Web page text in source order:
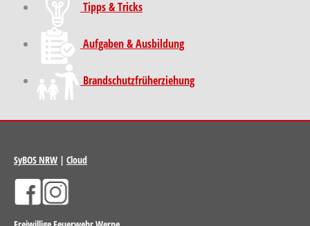
Tipps & Tricks
Aufgaben & Ausbildung
Brand­schutz­früh­erziehung
SyBOS NRW | Cloud